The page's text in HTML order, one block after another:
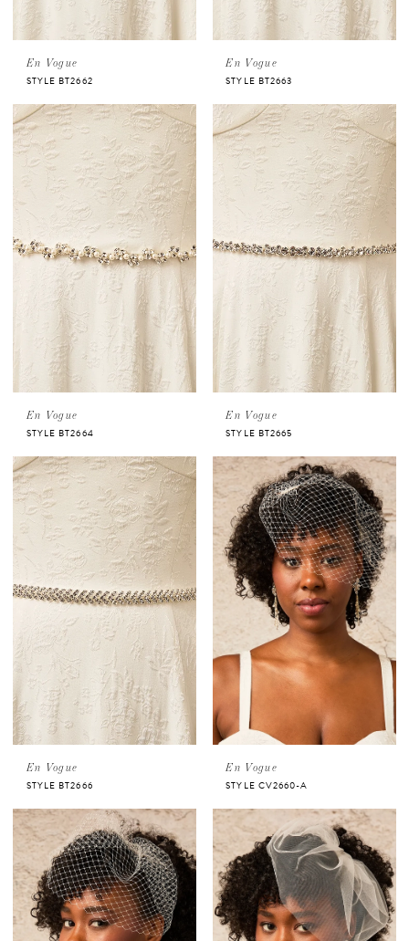
En Vogue
STYLE BT2662
En Vogue
STYLE BT2663
En Vogue
STYLE BT2664
En Vogue
STYLE BT2665
En Vogue
STYLE BT2666
En Vogue
STYLE CV2660-A